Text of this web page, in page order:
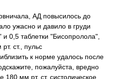
АД повысилось до
ужасно и давило в груди
0,5 таблетки "Бисопролола",
ст., пульс
к норме удалось после
пожалуйста, вредно
мм рт. ст. систолическое